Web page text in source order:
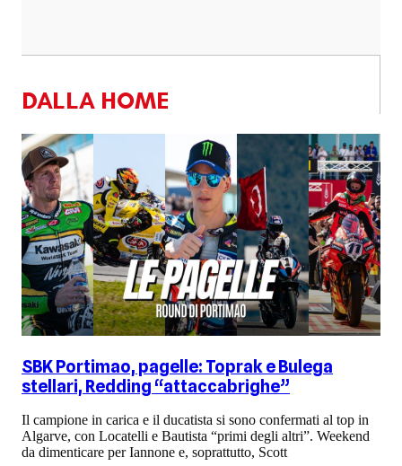
DALLA HOME
SBK Portimao, pagelle: Toprak e Bulega
stellari, Redding “attaccabrighe”
Il campione in carica e il ducatista si sono confermati al top in
Algarve, con Locatelli e Bautista “primi degli altri”. Weekend
da dimenticare per Iannone e, soprattutto, Scott